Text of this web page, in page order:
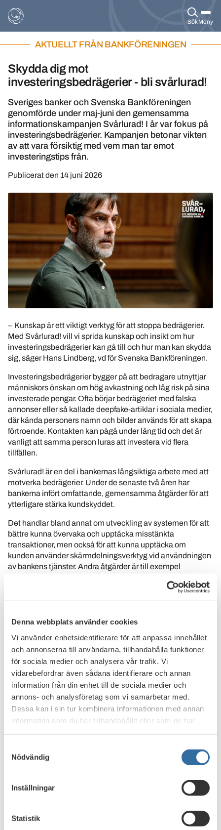
Denna webbplats använder cookies
Vi använder enhetsidentifierare för att anpassa innehållet
och annonserna till användarna, tillhandahålla funktioner
för sociala medier och analysera vår trafik. Vi
vidarebefordrar även sådana identifierare och annan
information från din enhet till de sociala medier och
annons- och analysföretag som vi samarbetar med.
Dessa kan i sin tur kombinera informationen med annan
information som du har tillhandahållit eller som de har
Nödvändig
Inställningar
Statistik
SökMeny
AKTUELLT FRÅN BANKFÖRENINGEN
Skydda dig mot
investeringsbedrägerier - bli svårlurad!
Sveriges banker och Svenska Bankföreningen
genomförde under maj-juni den gemensamma
informationskampanjen Svårlurad! I år var fokus på
investeringsbedrägerier. Kampanjen betonar vikten
av att vara försiktig med vem man tar emot
investeringstips från.
Publicerat den 14 juni 2026
– Kunskap är ett viktigt verktyg för att stoppa bedrägerier.
Med Svårlurad! vill vi sprida kunskap och insikt om hur
investeringsbedrägerier kan gå till och hur man kan skydda
sig, säger Hans Lindberg, vd för Svenska Bankföreningen.
Investeringsbedrägerier bygger på att bedragare utnyttjar
människors önskan om hög avkastning och låg risk på sina
investerade pengar. Ofta börjar bedrägeriet med falska
annonser eller så kallade deepfake-artiklar i sociala medier,
där kända personers namn och bilder används för att skapa
förtroende. Kontakten kan pågå under lång tid och det är
vanligt att samma person luras att investera vid flera
tillfällen.
Svårlurad! är en del i bankernas långsiktiga arbete med att
motverka bedrägerier. Under de senaste två åren har
bankerna infört omfattande, gemensamma åtgärder för att
ytterligare stärka kundskyddet.
Det handlar bland annat om utveckling av systemen för att
bättre kunna övervaka och upptäcka misstänkta
transaktioner, men också för att kunna upptäcka om
kunden använder skärmdelnings­verktyg vid an­vänd­ningen
av bankens tjänster. Andra åtgärder är till exempel
betalningar och extra kontroll vid betalningar, till exempel
att transaktionen måste godkännas av en för kunden
Bankernas åtgärder har haft effekt. Enligt statistik från
Polismyndigheten minskade brottsvinsterna från
telefonbedrägerier med 60 procent mellan 2023 och 2025.
– Men utmaningarna kvarstår. Även om brottsvinsterna har
minskat markant ligger antalet bedrägerier fortfarande på
är informationskampanjen Svårlurad! en viktig del i vårt och
bankernas långsiktiga arbete för att skydda kunderna,
säger Hans Lindberg.
Läs med på Svårlurads webbplats